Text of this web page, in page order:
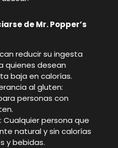
de Mr. Popper’s
reducir su ingesta
quienes desean
baja en calorías.
al gluten:
personas con
Cualquier persona que
natural y sin calorías
y bebidas.